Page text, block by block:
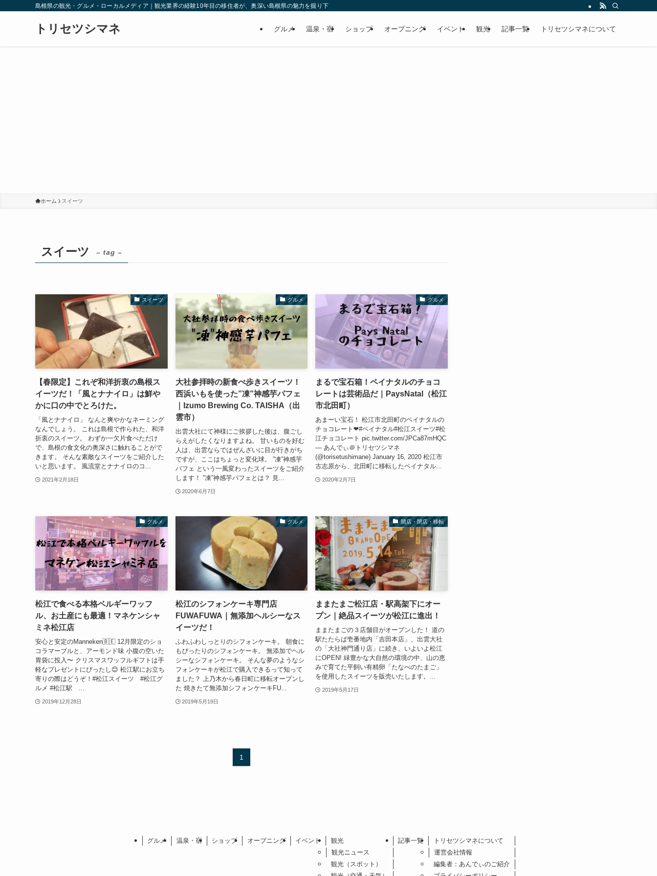
島根県の観光・グルメ・ローカルメディア｜観光業界の経験10年目の移住者が、奥深い島根県の魅力を掘り下げてみた
トリセツシマネ グルメ 温泉・宿 ショップ オープニング イベント 観光 記事一覧 トリセツシマネについて
ホーム スイーツ
スイーツ – tag –
スイーツ
【春限定】これぞ和洋折衷の島根ス
イーツだ！「風とナナイロ」は鮮や
かに口の中でとろけた。
「風とナナイロ」 なんと爽やかなネーミング
なんでしょう。 これは島根で作られた、和洋
折衷のスイーツ。 わずか一欠片食べただけ
で、島根の食文化の奥深さに触れることがで
きます。 そんな素敵なスイーツをご紹介した
いと思います。 風流堂とナナイロのコ...
2021年2月18日
グルメ
大社参拝時の新食べ歩きスイーツ！
西浜いもを使った”凍”神感芋パフェ
｜Izumo Brewing Co. TAISHA（出
雲市）
出雲大社にて神様にご挨拶した後は、腹ごし
らえがしたくなりますよね。 甘いものを好む
人は、出雲ならではぜんざいに目が行きがち
ですが、ここはちょっと変化球。 ”凍”神感芋
パフェ という一風変わったスイーツをご紹介
します！ ”凍”神感芋パフェとは？ 見...
2020年6月7日
グルメ
まるで宝石箱！ペイナタルのチョコ
レートは芸術品だ｜PaysNatal（松江
市北田町）
あまーい宝石！ 松江市北田町のペイナタルの
チョコレート❤#ペイナタル#松江スイーツ#松
江チョコレート pic.twitter.com/JPCa87mHQC
— あんでぃ＠トリセツシマネ
(@torisetushimane) January 16, 2020 松江市
古志原から、北田町に移転したペイナタル...
2020年2月7日
グルメ
松江で食べる本格ベルギーワッフ
ル、お土産にも最適！マネケンシャ
ミネ松江店
安心と安定のManneken🇧🇪 12月限定のショ
コラマーブルと、アーモンド味 小腹の空いた
胃袋に投入〜 クリスマスワッフルギフトは手
軽なプレゼントにぴったし😊 松江駅にお立ち
寄りの際はどうぞ！#松江スイーツ #松江グ
ルメ #松江駅 ...
2019年12月28日
グルメ
松江のシフォンケーキ専門店
FUWAFUWA｜無添加ヘルシーなス
イーツだ！
ふわふわしっとりのシフォンケーキ。 朝食に
もぴったりのシフォンケーキ。 無添加でヘル
シーなシフォンケーキ。 そんな夢のようなシ
フォンケーキが松江で購入できるって知って
ました？ 上乃木から春日町に移転オープンし
た 焼きたて無添加シフォンケーキFU...
2019年5月19日
開店・閉店・移転
ままたまご松江店・駅高架下にオー
プン｜絶品スイーツが松江に進出！
ままたまごの３店舗目がオープンした！ 道の
駅たたらば壱番地内「吉田本店」、出雲大社
の「大社神門通り店」に続き、いよいよ松江
にOPEN! 緑豊かな大自然の環境の中、山の恵
みで育てた平飼い有精卵「たなべのたまご」
を使用したスイーツを販売いたします。...
2019年5月17日
1
グルメ 温泉・宿 ショップ オープニング イベント
観光
観光ニュース
観光（スポット）
記事一覧
トリセツシマネについて
運営会社情報
編集者：あんでぃのご紹介